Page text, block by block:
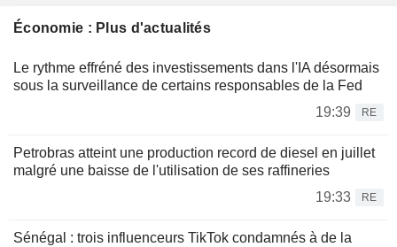
Économie : Plus d'actualités
Le rythme effréné des investissements dans l'IA désormais
sous la surveillance de certains responsables de la Fed
19:39
RE
Petrobras atteint une production record de diesel en juillet
malgré une baisse de l'utilisation de ses raffineries
19:33
RE
Sénégal : trois influenceurs TikTok condamnés à de la